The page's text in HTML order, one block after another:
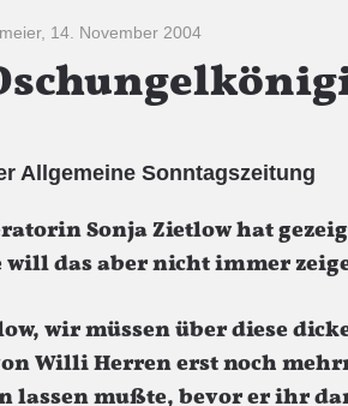
, 14. November 2004
Allgemeine Sonntagszeitung
Sonja Zietlow hat
will das aber nicht immer
wir müssen über diese
Willi Herren erst noch
lassen mußte, bevor er ihr